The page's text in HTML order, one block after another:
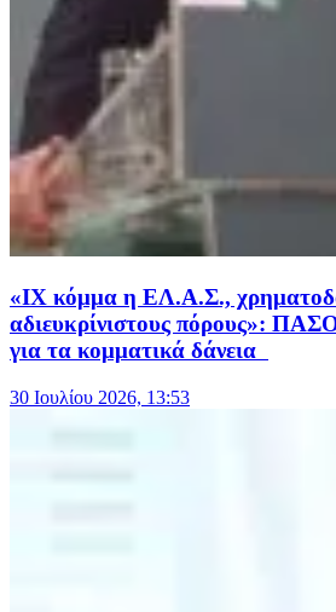
«ΙΧ κόμμα η ΕΛ.Α.Σ.,
αδιευκρίνιστους πόρους»:
για τα κομματικά δάνεια
30 Ιουλίου 2026, 13:53